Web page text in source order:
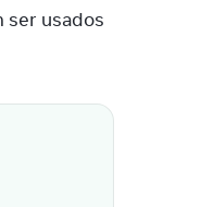
ser usados